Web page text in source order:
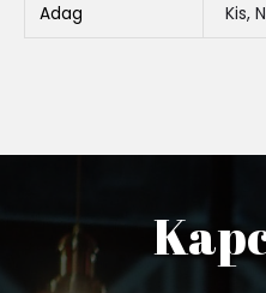
Adag Kis,